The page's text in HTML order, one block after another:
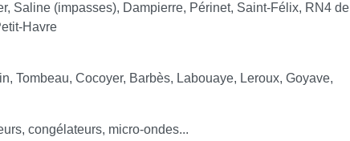
Saline (impasses), Dampierre, Périnet, Saint-Félix, RN4 de
Havre
Tombeau, Cocoyer, Barbès, Labouaye, Leroux, Goyave,
congélateurs, micro-ondes...